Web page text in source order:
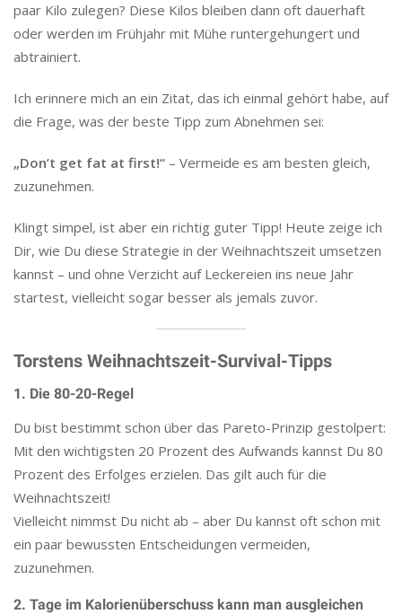
paar Kilo zulegen? Diese Kilos bleiben dann oft dauerhaft
oder werden im Frühjahr mit Mühe runtergehungert und
abtrainiert.
Ich erinnere mich an ein Zitat, das ich einmal gehört habe, auf
die Frage, was der beste Tipp zum Abnehmen sei:
„Don’t get fat at first!“ – Vermeide es am besten gleich,
zuzunehmen.
Klingt simpel, ist aber ein richtig guter Tipp! Heute zeige ich
Dir, wie Du diese Strategie in der Weihnachtszeit umsetzen
kannst – und ohne Verzicht auf Leckereien ins neue Jahr
startest, vielleicht sogar besser als jemals zuvor.
Torstens Weihnachtszeit-Survival-Tipps
1. Die 80-20-Regel
Du bist bestimmt schon über das Pareto-Prinzip gestolpert:
Mit den wichtigsten 20 Prozent des Aufwands kannst Du 80
Prozent des Erfolges erzielen. Das gilt auch für die
Weihnachtszeit!
Vielleicht nimmst Du nicht ab – aber Du kannst oft schon mit
ein paar bewussten Entscheidungen vermeiden,
zuzunehmen.
2. Tage im Kalorienüberschuss kann man ausgleichen